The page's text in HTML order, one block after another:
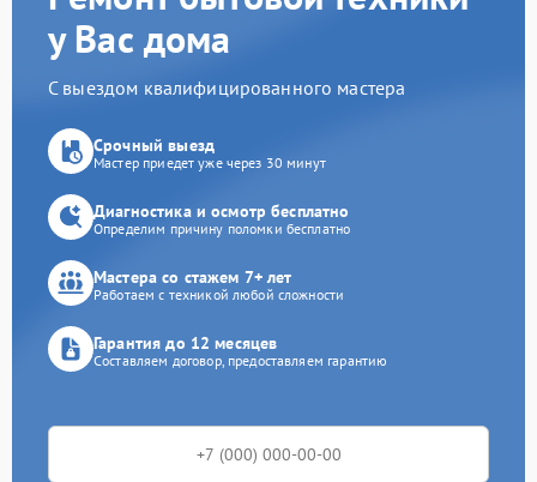
у Вас дома
С выездом квалифицированного мастера
Срочный выезд
Мастер приедет уже через 30 минут
Диагностика и осмотр бесплатно
Определим причину поломки бесплатно
Мастера со стажем 7+ лет
Работаем с техникой любой сложности
Гарантия до 12 месяцев
Составляем договор, предоставляем гарантию